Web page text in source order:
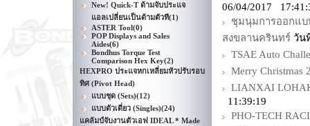
New! Quick-T ด้ามจับประแจ
แอลเปลี่ยนเป็นด้ามตัวที(1)
ASTER Tool(0)
POP Displays and Sales
Aides(6)
Bondhus Torque Test
Comparison Hex Key(2)
HEXPRO ประแจหกเหลี่ยมหัวปรับรอบ
ทิศ (Pivot Head)
แบบชุด (Sets)(12)
แบบตัวเดี่ยว (Singles)(24)
แคล้มป์จับงานตัวเอฟ IDEAL * Made
06/04/2017
ชุมนุมการออกแ
สงขลานครินทร์ วัน
TSAE Auto
Merry Christmas
LIANXAI
11:39:19
PHO-TECH